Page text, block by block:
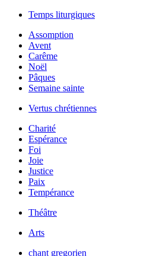
Temps liturgiques
Assomption
Avent
Carême
Noël
Pâques
Semaine sainte
Vertus chrétiennes
Charité
Espérance
Foi
Joie
Justice
Paix
Tempérance
Théâtre
Arts
chant gregorien